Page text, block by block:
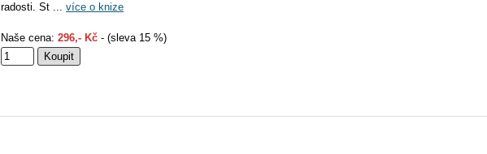
radosti. St ... více o knize
Naše cena: 296,- Kč - (sleva 15 %)